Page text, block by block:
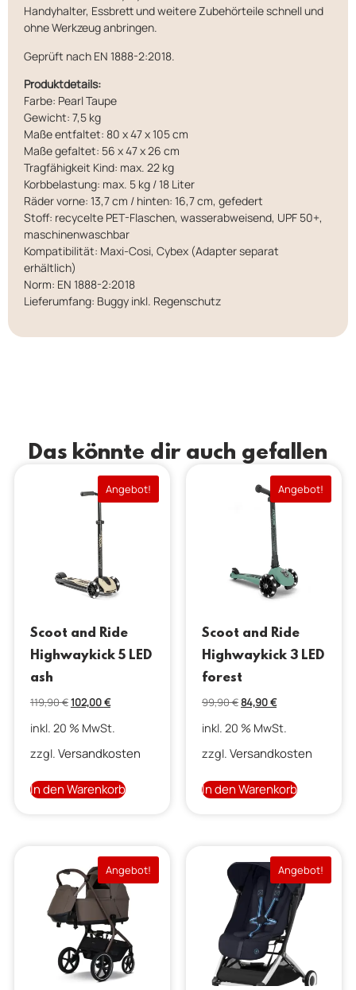
Handyhalter, Essbrett und weitere Zubehörteile schnell und
ohne Werkzeug anbringen.
Geprüft nach EN 1888-2:2018.
Produktdetails:
Farbe: Pearl Taupe
Gewicht: 7,5 kg
Maße entfaltet: 80 x 47 x 105 cm
Maße gefaltet: 56 x 47 x 26 cm
Tragfähigkeit Kind: max. 22 kg
Korbbelastung: max. 5 kg / 18 Liter
Räder vorne: 13,7 cm / hinten: 16,7 cm, gefedert
Stoff: recycelte PET-Flaschen, wasserabweisend, UPF 50+,
maschinenwaschbar
Kompatibilität: Maxi-Cosi, Cybex (Adapter separat
erhältlich)
Norm: EN 1888-2:2018
Lieferumfang: Buggy inkl. Regenschutz
Das könnte dir auch gefallen
Angebot!
Scoot and Ride
Highwaykick 5 LED
ash
119,90€102,00€
inkl. 20 % MwSt.
zzgl. Versandkosten
In den Warenkorb
Angebot!
Scoot and Ride
Highwaykick 3 LED
forest
99,90€84,90€
inkl. 20 % MwSt.
zzgl. Versandkosten
In den Warenkorb
Angebot! Angebot!